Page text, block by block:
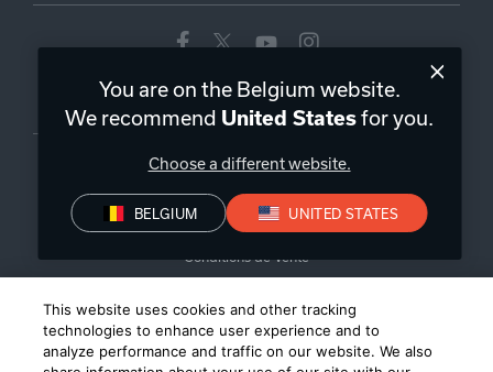
Belgique|FR
Politique de confidentialité
Déclaration de conformité
Conditions de Vente
© 2026 Harman International Industries, Incorporated. All rights
reserved.
You are on the Belgium website.
We recommend United Statesfor you.
Choose a different website.
BELGIUM UNITED STATES
This website uses cookies and other tracking
technologies to enhance user experience and to
analyze performance and traffic on our website. We also